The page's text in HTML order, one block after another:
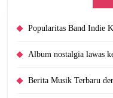
Popularitas Band Indie
Album nostalgia lawas
Berita Musik Terbaru